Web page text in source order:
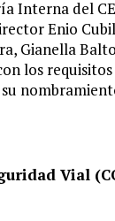
Interna del
Enio
Gianella
los
Vial